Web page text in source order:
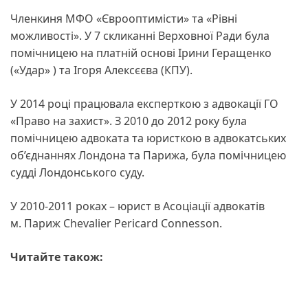
Членкиня МФО «Єврооптимісти» та «Рівні
можливості». У 7 скликанні Верховної Ради була
помічницею на платній основі Ірини Геращенко
(«Удар» ) та Ігоря Алексєєва (КПУ).
У 2014 році працювала експерткою з адвокації ГО
«Право на захист». З 2010 до 2012 року була
помічницею адвоката та юристкою в адвокатських
об’єднаннях Лондона та Парижа, була помічницею
судді Лондонського суду.
У 2010-2011 роках – юрист в Асоціації адвокатів
м. Париж Chevalier Pericard Connesson.
Читайте також: